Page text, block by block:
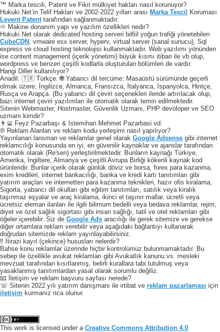
™ Marka tescili, Patent ve Fikri mülkiyet hakları nasıl korunuyor?
Hukuki.Net’in Telif Hakları ve 2002-2022 yılları arası Marka Tescil Koruması
Levent Patent tarafından sağlanmaktadır.
♾️ Makine donanım yapı ve yazılım özellikleri nedir?
Hukuki.Net olarak dedicated hosting serveri bilfiil yoğun trafiği yönetebilen
CubeCDN , vmware esx server, hyperv, virtual server (sanal sunucu), Sql
express ve cloud hosting teknolojisi kullanmaktadır. Web yazılımı yönünden
ise content management (içerik yönetimi) büyük kısmı itibari ile vb olup,
wordpress ve benzeri çeşitli kodlarla oluşturulan bölümleri de vardır.
Hangi Diller kullanılıyor?
Anadil: 🇹🇷 Türkçe. 🌐 Yabancı dil tercüme: Masaüstü sürümünde geçerli
olmak üzere; İngilizce, Almanca, Fransızca, İtalyanca, İspanyolca, Hintçe,
Rusça ve Arapça. (Bu yabancı dil çeviri seçenekleri ileride artırılacak olup,
bazı internet çeviri yazılımları ile otomatik olarak temin edilmektedir.
Sitenin Webmaster, Hostmaster, Güvenlik Uzmanı, PHP devoloper ve SEO
uzmanı kimdir?
👨‍💻 Feyz Pazarbaşı & Istemihan Mehmet Pazarbasi vd.
® Reklam Alanları ve reklam kodu yerleşimi nasıl yapılıyor?
Yayınlanan lansman ve reklamlar genel olarak Google Adsense gibi internet
reklamcılığı konusunda en iyi, en güvenilir kaynaklar ve ajanslar tarafından
otomatik olarak (Re'sen) yerleştirilmektedir. Bunların kaynağı Türkiye,
Amerika, Ingiltere, Almanya ve çeşitli Avrupa Birliği kökenli kaynak kod
ürünleridir. Bunlar içerik olarak günlük döviz ve borsa, forex para kazanma,
exim kredileri, internet bankacılığı, banka ve kredi kartı tanıtımları gibi
yatırım araçları ve internetten para kazanma teknikleri, hazır ofis kiralama,
Sigorta, yabancı dil okulları gibi eğitim tanıtımları, satılık veya kiralık
taşınmaz eşyalar ve araç kiralama, ikinci el taşınır mallar, ücretli veya
ücretsiz eleman ilanları ile ilgili bilimum bedelli veya bedava reklamlar, rejim,
diyet ve özel sağlık sigortası gibi insan sağlığı, tatil ve otel reklamları gibi
öğeler içerebilir. Siz de Google Ads aracılığı ile gerek sitemize ve gerekse
diğer ortamlara reklam verebilir veya aşağıdaki bağlantıyı kullanarak
doğrudan sitemizde reklam yayınlayabilirsiniz.
‼️ İtirazi kayıt (çekince) hususları nelerdir?
Bahse konu reklamlar üzerinde hiçbir kontrolümüz bulunmamaktadır. Bu
sebep ile özellikle avukat reklamları gibi Avukatlık kanunu vs. mesleki
mevzuat tarafından kısıtlanmış, belirli kurallara tabi tutulmuş veya
yasaklanmış tanıtımlardan yasal olarak sorumlu değiliz.
📧 İletişim ve reklam başvuru sayfası nerede?
☏ Sitenin 2022 yılı yatırım danışmanı ile irtibat ve reklam pazarlaması için
iletişim kurmanız rica olunur.
This work is licensed under a Creative Commons Attribution 4.0